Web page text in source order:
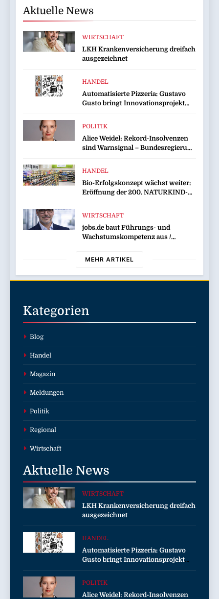
Aktuelle News
WIRTSCHAFT
LKH Krankenversicherung dreifach
ausgezeichnet
HANDEL
Automatisierte Pizzeria: Gustavo
Gusto bringt Innovationsprojekt
POLITIK
Alice Weidel: Rekord-Insolvenzen
sind Warnsignal – Bundesregierung
HANDEL
Bio-Erfolgskonzept wächst weiter:
Eröffnung der 200. NATURKIND-
WIRTSCHAFT
jobs.de baut Führungs- und
Wachstumskompetenz aus /
Schlüsselrolle für Marktposition,
Weiterentwicklung des
Stellenportals im Jobiqo-Netzwerk
MEHR ARTIKEL
Kategorien
Blog
Handel
Magazin
Meldungen
Politik
Regional
Wirtschaft
Aktuelle News
WIRTSCHAFT
LKH Krankenversicherung dreifach
ausgezeichnet
HANDEL
Automatisierte Pizzeria: Gustavo
Gusto bringt Innovationsprojekt
„Gustavomat“ an den Start
POLITIK
Alice Weidel: Rekord-Insolvenzen